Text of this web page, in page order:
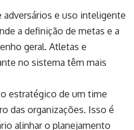
e uso inteligente
a definição de metas e a
geral. Atletas e
no sistema têm mais
estratégico de um time
das organizações. Isso é
alinhar o planejamento